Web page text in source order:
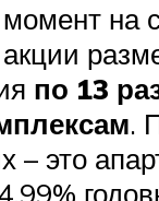
на
по 13
.
– это